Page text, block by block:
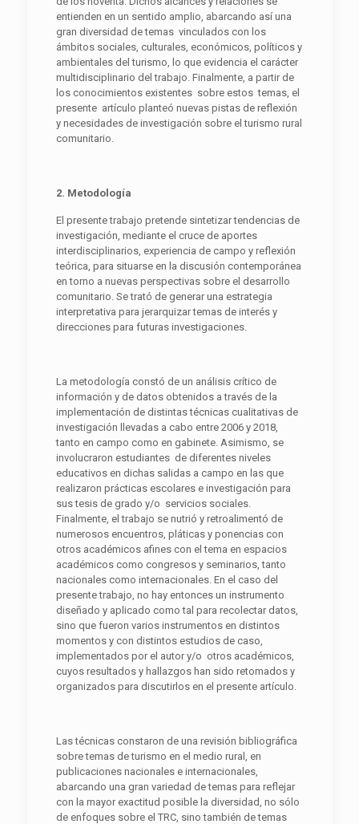
entienden en un sentido amplio, abarcando así una
gran diversidad de temas vinculados con los
ámbitos sociales, culturales, económicos, políticos y
ambientales del turismo, lo que evidencia el carácter
multidisciplinario del trabajo. Finalmente, a partir de
los conocimientos existentes sobre estos temas, el
presente artículo planteó nuevas pistas de reflexión
y necesidades de investigación sobre el turismo rural
comunitario.
2. Metodología
El presente trabajo pretende sintetizar tendencias de
investigación, mediante el cruce de aportes
interdisciplinarios, experiencia de campo y reflexión
teórica, para situarse en la discusión contemporánea
en torno a nuevas perspectivas sobre el desarrollo
comunitario. Se trató de generar una estrategia
interpretativa para jerarquizar temas de interés y
direcciones para futuras investigaciones.
La metodología constó de un análisis crítico de
información y de datos obtenidos a través de la
implementación de distintas técnicas cualitativas de
investigación llevadas a cabo entre 2006 y 2018,
tanto en campo como en gabinete. Asimismo, se
involucraron estudiantes de diferentes niveles
educativos en dichas salidas a campo en las que
realizaron prácticas escolares e investigación para
sus tesis de grado y/o servicios sociales.
Finalmente, el trabajo se nutrió y retroalimentó de
numerosos encuentros, pláticas y ponencias con
otros académicos afines con el tema en espacios
académicos como congresos y seminarios, tanto
nacionales como internacionales. En el caso del
presente trabajo, no hay entonces un instrumento
diseñado y aplicado como tal para recolectar datos,
sino que fueron varios instrumentos en distintos
momentos y con distintos estudios de caso,
implementados por el autor y/o otros académicos,
cuyos resultados y hallazgos han sido retomados y
organizados para discutirlos en el presente artículo.
Las técnicas constaron de una revisión bibliográfica
sobre temas de turismo en el medio rural, en
publicaciones nacionales e internacionales,
abarcando una gran variedad de temas para reflejar
con la mayor exactitud posible la diversidad, no sólo
de enfoques sobre el TRC, sino también de temas